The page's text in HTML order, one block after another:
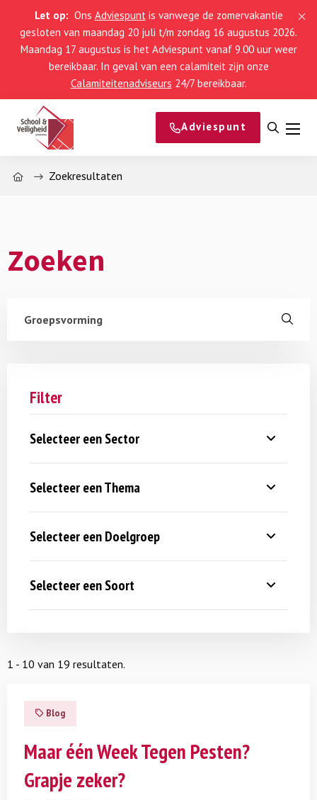
Let op: Ons Adviespuntis vanwege de zomervakantie
gesloten van maandag 20 juli t/m zondag 16 augustus 2026.
Maandag 17 augustus is het Adviespunt vanaf 9.00 uur weer
bereikbaar. In geval van een calamiteit zijn onze
Calamiteitenadviseurs 24/7 bereikbaar.
Adviespunt
Open
Home Zoekresultaten
Zoeken
Filter
Selecteer een Sector
Selecteer een Thema
Selecteer een Doelgroep
Selecteer een Soort
1 - 10 van 19 resultaten.
Blog
Maar één Week Tegen Pesten?
Grapje zeker?